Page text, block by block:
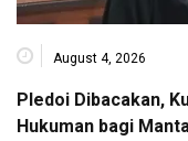
August 4, 2026
Pledoi Dibacakan,
Hukuman bagi